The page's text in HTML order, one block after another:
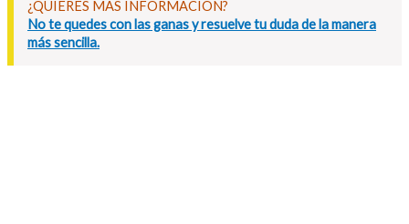
¿QUIERES MÁS INFORMACIÓN?
No te quedes con las ganas y resuelve tu duda de la manera
más sencilla.